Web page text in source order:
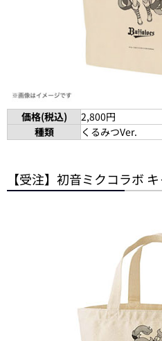
価格(税込)
2,800円
種類
くるみつVer.
【受注】初音ミクコラボ